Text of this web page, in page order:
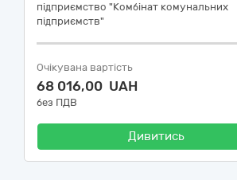
підприємство "Комбінат комунальних
підприємств"
Очікувана вартість
68 016,00 UAH
без ПДВ
Дивитись